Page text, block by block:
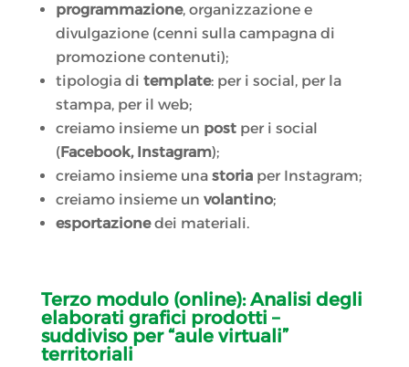
programmazione, organizzazione e
divulgazione (cenni sulla campagna di
promozione contenuti);
tipologia di template: per i social, per la
stampa, per il web;
creiamo insieme un postper i social
(Facebook, Instagram);
creiamo insieme una storiaper Instagram;
creiamo insieme un volantino;
esportazionedei materiali.
Terzo modulo (online):Analisi degli
elaborati grafici prodotti –
suddiviso per “aule virtuali”
territoriali